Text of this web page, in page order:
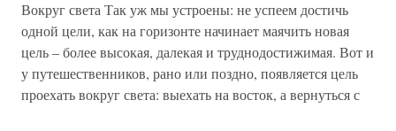
Вокруг света Так уж мы устроены: не успеем достичь
одной цели, как на горизонте начинает маячить новая
цель – более высокая, далекая и труднодостижимая. Вот и
у путешественников, рано или поздно, появляется цель
проехать вокруг света: выехать на восток, а вернуться с